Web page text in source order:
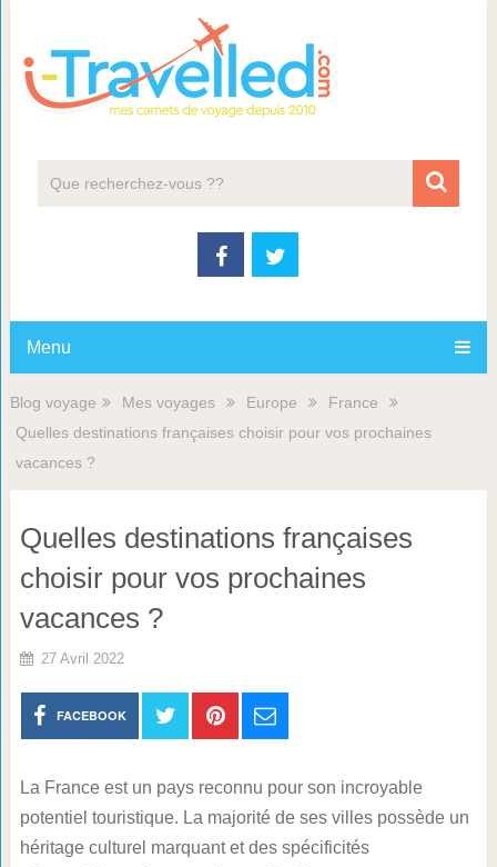
Menu
Blog voyage Mes voyages Europe
France
Quelles destinations françaises choisir pour vos prochaines
vacances ?
Quelles destinations françaises
choisir pour vos prochaines
vacances ?
27 Avril 2022
FACEBOOK
La France est un pays reconnu pour son incroyable
potentiel touristique. La majorité de ses villes possède un
héritage culturel marquant et des spécificités